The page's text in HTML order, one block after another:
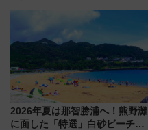
イダー」に注目 2026年夏は所
沢へ遊びに行こう
2026年夏は那智勝浦へ！熊野灘
に面した「特選」白砂ビーチは